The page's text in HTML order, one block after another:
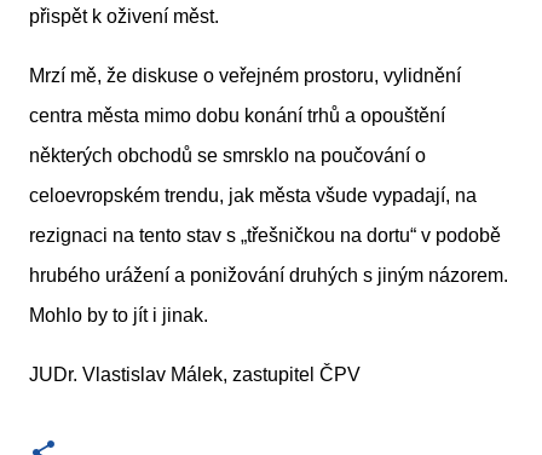
přispět k oživení měst.
Mrzí mě, že diskuse o veřejném prostoru, vylidnění
centra města mimo dobu konání trhů a opouštění
některých obchodů se smrsklo na poučování o
celoevropském trendu, jak města všude vypadají, na
rezignaci na tento stav s „třešničkou na dortu“ v podobě
hrubého urážení a ponižování druhých s jiným názorem.
Mohlo by to jít i jinak.
JUDr. Vlastislav Málek, zastupitel ČPV